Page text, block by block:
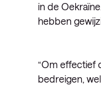
in de
hebben
“Om effectief
bedreigen,